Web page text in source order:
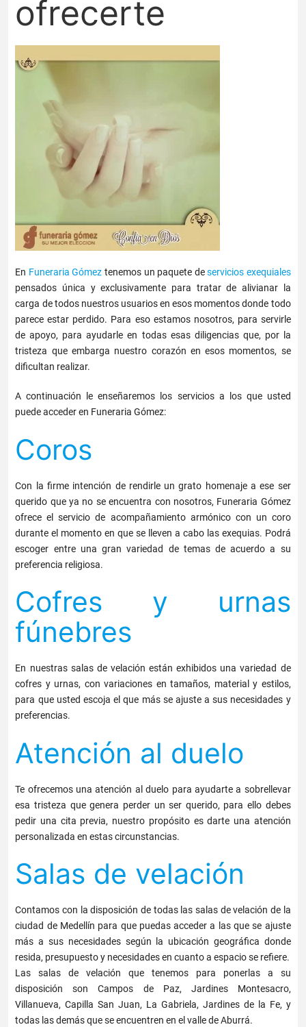
ofrecerte
En Funeraria Gómez tenemos un paquete deservicios exequiales
pensados única y exclusivamente para tratar de alivianar la
carga de todos nuestros usuarios en esos momentos donde todo
parece estar perdido. Para eso estamos nosotros, para servirle
de apoyo, para ayudarle en todas esas diligencias que, por la
tristeza que embarga nuestro corazón en esos momentos, se
dificultan realizar.
A continuación le enseñaremos los servicios a los que usted
puede acceder en Funeraria Gómez:
Coros
Con la firme intención de rendirle un grato homenaje a ese ser
querido que ya no se encuentra con nosotros, Funeraria Gómez
ofrece el servicio de acompañamiento armónico con un coro
durante el momento en que se lleven a cabo las exequias. Podrá
escoger entre una gran variedad de temas de acuerdo a su
preferencia religiosa.
Cofres y urnas
fúnebres
En nuestras salas de velación están exhibidos una variedad de
cofres y urnas, con variaciones en tamaños, material y estilos,
para que usted escoja el que más se ajuste a sus necesidades y
preferencias.
Atención al duelo
Te ofrecemos una atención al duelo para ayudarte a sobrellevar
esa tristeza que genera perder un ser querido, para ello debes
pedir una cita previa, nuestro propósito es darte una atención
personalizada en estas circunstancias.
Salas de velación
Contamos con la disposición de todas las salas de velación de la
ciudad de Medellín para que puedas acceder a las que se ajuste
más a sus necesidades según la ubicación geográfica donde
resida, presupuesto y necesidades en cuanto a espacio se refiere.
Las salas de velación que tenemos para ponerlas a su
disposición son Campos de Paz, Jardines Montesacro,
Villanueva, Capilla San Juan, La Gabriela, Jardines de la Fe, y
todas las demás que se encuentren en el valle de Aburrá.